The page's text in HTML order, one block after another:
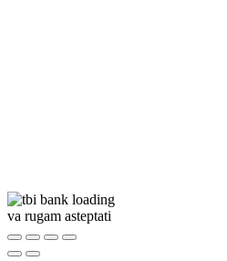
va rugam asteptati